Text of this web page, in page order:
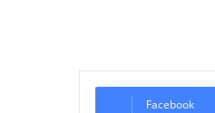
Facebook